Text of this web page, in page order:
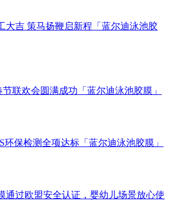
大吉 策马扬鞭启新程「蓝尔迪泳池胶
节联欢会圆满成功「蓝尔迪泳池胶膜」
环保检测全项达标「蓝尔迪泳池胶膜」
通过欧盟安全认证，婴幼儿场景放心使